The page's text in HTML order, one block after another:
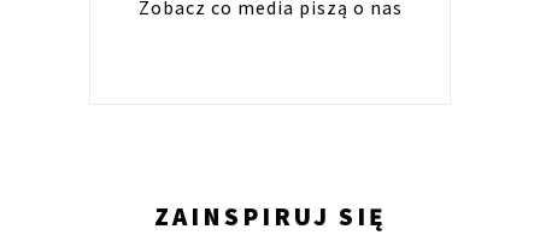
Zobacz co media piszą o nas
ZAINSPIRUJ SIĘ